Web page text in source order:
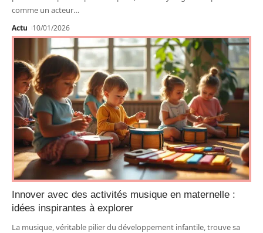
comme un acteur…
Actu 10/01/2026
Innover avec des activités musique en maternelle :
idées inspirantes à explorer
La musique, véritable pilier du développement infantile, trouve sa